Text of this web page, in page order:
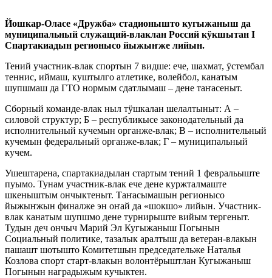
Йошкар-Оласе «Дружба» стадионышто кугыжаныш да
муниципальный служащий-влаклан Россий кӱкшытан I
Спартакиадын регионысо йыжыҥже лийын.
Тений участник-влак спортын 7 видше: ече, шахмат, ӱстембал
теннис, иймаш, куштылго атлетике, волейбол, канатым
шупшмаш да ГТО нормым сдатлымаш – дене таҥасеныт.
Сборный команде-влак ныл тӱшкалан шелалтыныт: А –
силовой структур; Б – республикысе законодательный да
исполнительный кучемын органже-влак; В – исполнительный
кучемын федеральный органже-влак; Г – муниципальный
кучем.
Ушештарена, спартакиадылан стартым тений 1 февральыште
пуымо. Тунам участник-влак ече дене куржталмаште
шкеныштым ончыктеныт. Таҥасымашын регионысо
йыжыҥжын финалже эн оҥай да «шокшо» лийын. Участник-
влак канатым шупшмо дене турнирыште вийым тергеныт.
Тудын деч ончыч Марий Эл Кугыжаныш Погынын
Социальный политике, тазалык аралтыш да ветеран-влакын
пашашт шотышто Комитетшын председательже Наталья
Козлова спорт старт-влакын волонтёрыштлан Кугыжаныш
Погынын наградыжым кучыктен.